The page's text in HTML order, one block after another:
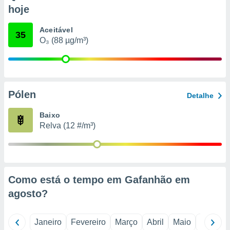
qual se
tal,
ou opor-
qualquer
o
num
hoje
35 Aceitável
O₃ (88 µg/m³)
Pólen Detalhe
Baixo
Relva (12 #/m³)
Como está o tempo em Gafanhão em
agosto?
Janeiro Fevereiro Março Abril Maio Junho